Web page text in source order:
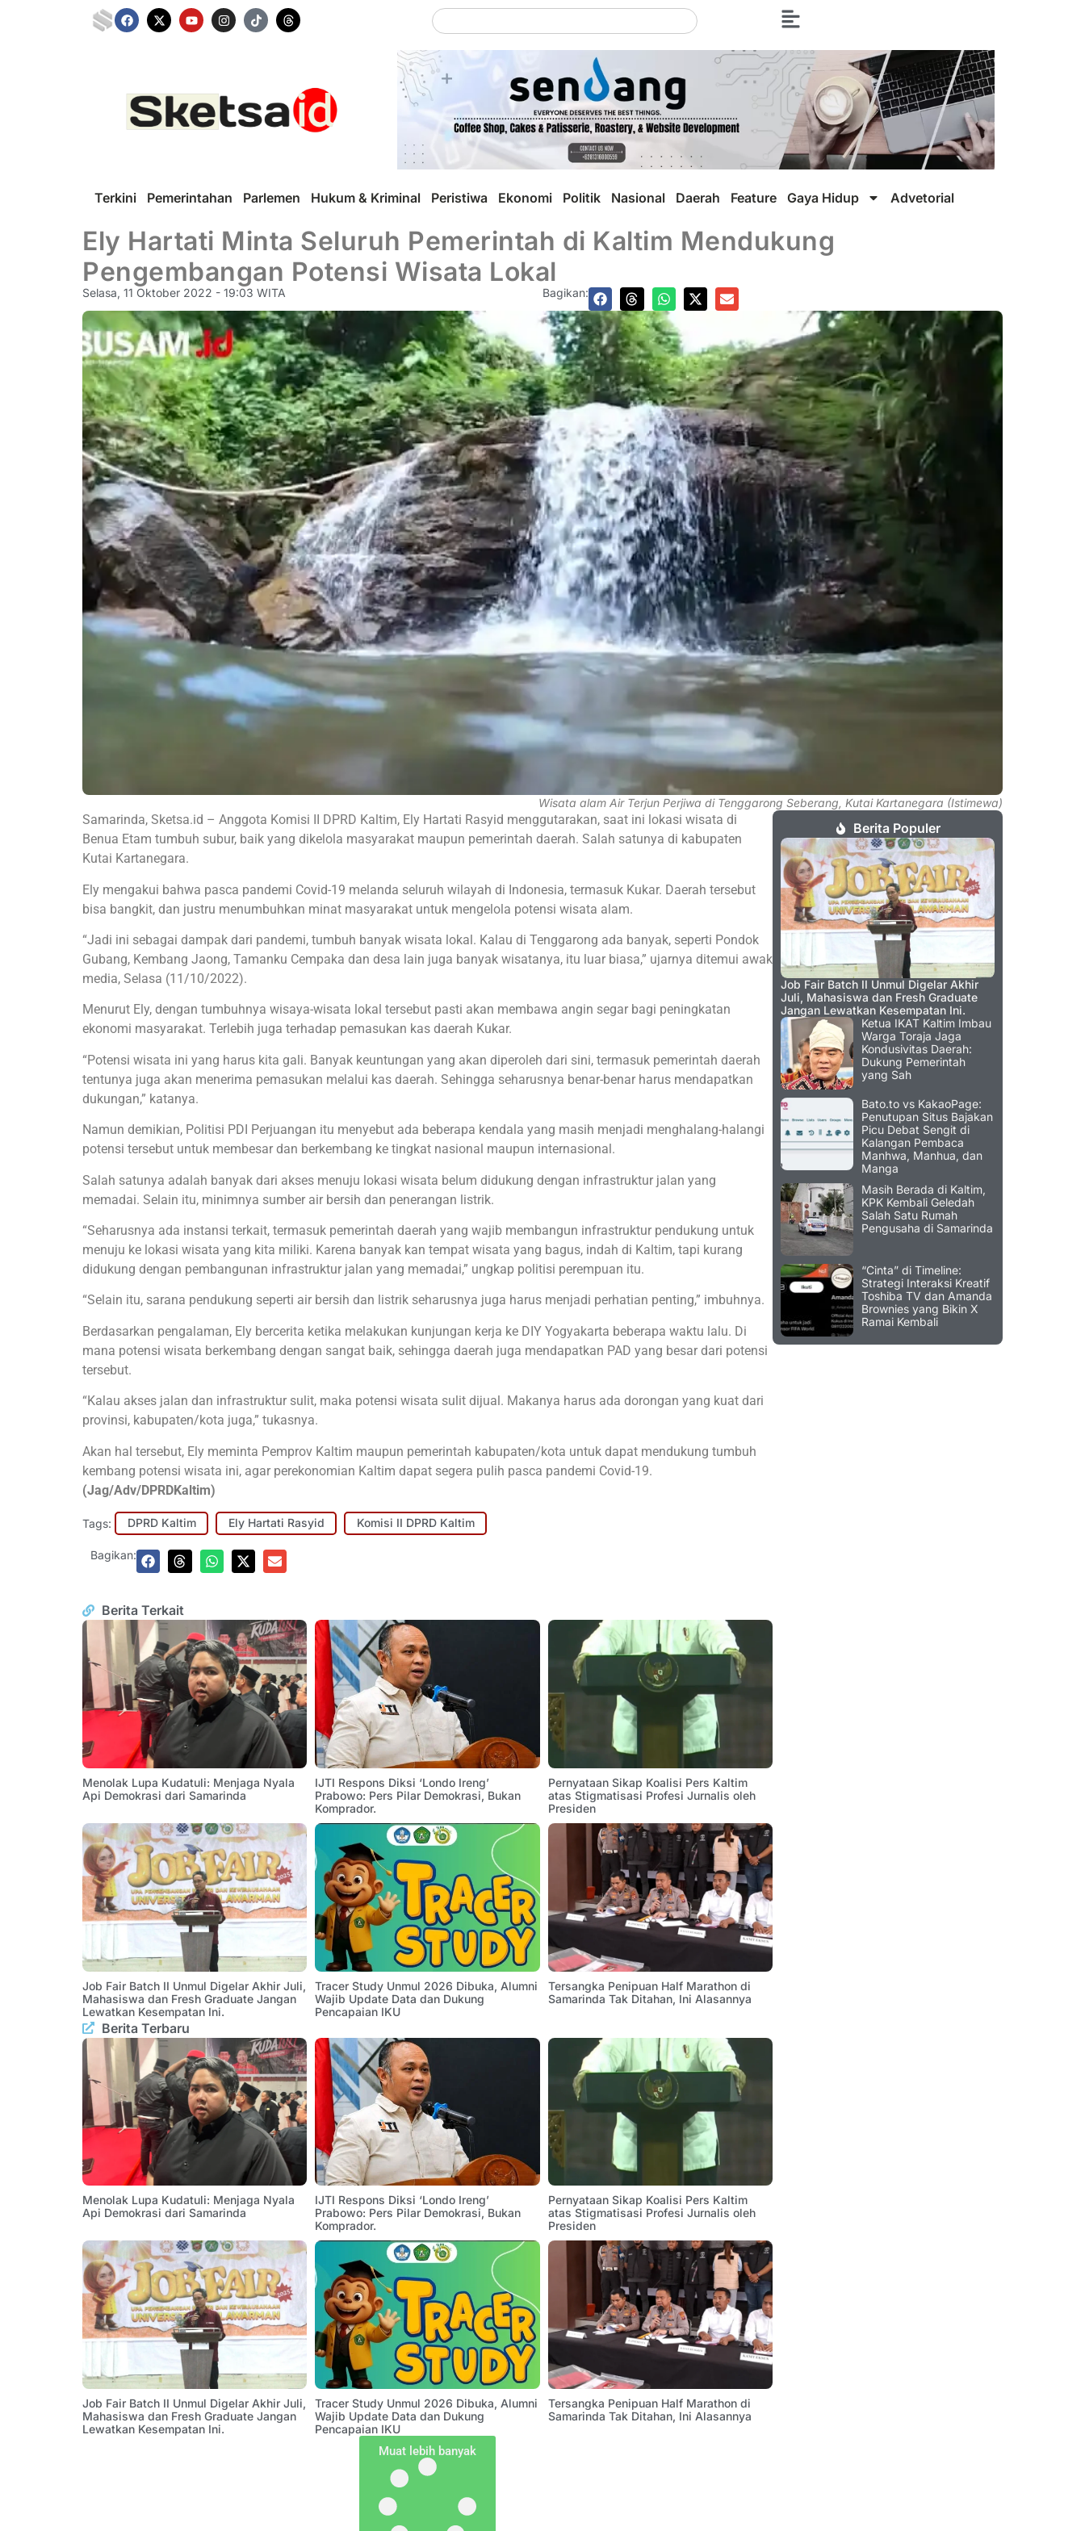
Terkini Pemerintahan Parlemen Hukum & Kriminal Peristiwa Ekonomi Politik Nasional Daerah Feature Gaya Hidup Advetorial
Ely Hartati Minta Seluruh Pemerintah di Kaltim Mendukung
Pengembangan Potensi Wisata Lokal
Selasa, 11 Oktober 2022 - 19:03 WITA Bagikan:
Wisata alam Air Terjun Perjiwa di Tenggarong Seberang, Kutai Kartanegara (Istimewa)
Samarinda, Sketsa.id – Anggota Komisi II DPRD Kaltim, Ely Hartati Rasyid menggutarakan, saat ini lokasi wisata di
Benua Etam tumbuh subur, baik yang dikelola masyarakat maupun pemerintah daerah. Salah satunya di kabupaten
Kutai Kartanegara.
Ely mengakui bahwa pasca pandemi Covid-19 melanda seluruh wilayah di Indonesia, termasuk Kukar. Daerah tersebut
bisa bangkit, dan justru menumbuhkan minat masyarakat untuk mengelola potensi wisata alam.
“Jadi ini sebagai dampak dari pandemi, tumbuh banyak wisata lokal. Kalau di Tenggarong ada banyak, seperti Pondok
Gubang, Kembang Jaong, Tamanku Cempaka dan desa lain juga banyak wisatanya, itu luar biasa,” ujarnya ditemui awak
media, Selasa (11/10/2022).
Menurut Ely, dengan tumbuhnya wisaya-wisata lokal tersebut pasti akan membawa angin segar bagi peningkatan
ekonomi masyarakat. Terlebih juga terhadap pemasukan kas daerah Kukar.
“Potensi wisata ini yang harus kita gali. Banyak keuntungan yang akan diperoleh dari sini, termasuk pemerintah daerah
tentunya juga akan menerima pemasukan melalui kas daerah. Sehingga seharusnya benar-benar harus mendapatkan
dukungan,” katanya.
Namun demikian, Politisi PDI Perjuangan itu menyebut ada beberapa kendala yang masih menjadi menghalang-halangi
potensi tersebut untuk membesar dan berkembang ke tingkat nasional maupun internasional.
Salah satunya adalah banyak dari akses menuju lokasi wisata belum didukung dengan infrastruktur jalan yang
memadai. Selain itu, minimnya sumber air bersih dan penerangan listrik.
“Seharusnya ada instansi terkait, termasuk pemerintah daerah yang wajib membangun infrastruktur pendukung untuk
menuju ke lokasi wisata yang kita miliki. Karena banyak kan tempat wisata yang bagus, indah di Kaltim, tapi kurang
didukung dengan pembangunan infrastruktur jalan yang memadai,” ungkap politisi perempuan itu.
“Selain itu, sarana pendukung seperti air bersih dan listrik seharusnya juga harus menjadi perhatian penting,” imbuhnya.
Berdasarkan pengalaman, Ely bercerita ketika melakukan kunjungan kerja ke DIY Yogyakarta beberapa waktu lalu. Di
mana potensi wisata berkembang dengan sangat baik, sehingga daerah juga mendapatkan PAD yang besar dari potensi
tersebut.
“Kalau akses jalan dan infrastruktur sulit, maka potensi wisata sulit dijual. Makanya harus ada dorongan yang kuat dari
provinsi, kabupaten/kota juga,” tukasnya.
Akan hal tersebut, Ely meminta Pemprov Kaltim maupun pemerintah kabupaten/kota untuk dapat mendukung tumbuh
kembang potensi wisata ini, agar perekonomian Kaltim dapat segera pulih pasca pandemi Covid-19.
(Jag/Adv/DPRDKaltim)
Tags: DPRD Kaltim Ely Hartati Rasyid Komisi II DPRD Kaltim
Bagikan:
Berita Terkait
Menolak Lupa Kudatuli: Menjaga Nyala
Api Demokrasi dari Samarinda
IJTI Respons Diksi ‘Londo Ireng’
Prabowo: Pers Pilar Demokrasi, Bukan
Komprador.
Pernyataan Sikap Koalisi Pers Kaltim
atas Stigmatisasi Profesi Jurnalis oleh
Presiden
Job Fair Batch II Unmul Digelar Akhir Juli,
Mahasiswa dan Fresh Graduate Jangan
Lewatkan Kesempatan Ini.
Tracer Study Unmul 2026 Dibuka, Alumni
Wajib Update Data dan Dukung
Pencapaian IKU
Tersangka Penipuan Half Marathon di
Samarinda Tak Ditahan, Ini Alasannya
Berita Terbaru
Menolak Lupa Kudatuli: Menjaga Nyala
Api Demokrasi dari Samarinda
IJTI Respons Diksi ‘Londo Ireng’
Prabowo: Pers Pilar Demokrasi, Bukan
Komprador.
Pernyataan Sikap Koalisi Pers Kaltim
atas Stigmatisasi Profesi Jurnalis oleh
Presiden
Job Fair Batch II Unmul Digelar Akhir Juli,
Mahasiswa dan Fresh Graduate Jangan
Lewatkan Kesempatan Ini.
Tracer Study Unmul 2026 Dibuka, Alumni
Wajib Update Data dan Dukung
Pencapaian IKU
Tersangka Penipuan Half Marathon di
Samarinda Tak Ditahan, Ini Alasannya
Muat lebih banyak
Berita Populer
Job Fair Batch II Unmul Digelar Akhir
Juli, Mahasiswa dan Fresh Graduate
Jangan Lewatkan Kesempatan Ini.
Ketua IKAT Kaltim Imbau
Warga Toraja Jaga
Kondusivitas Daerah:
Dukung Pemerintah
yang Sah
Bato.to vs KakaoPage:
Penutupan Situs Bajakan
Picu Debat Sengit di
Kalangan Pembaca
Manhwa, Manhua, dan
Manga
Masih Berada di Kaltim,
KPK Kembali Geledah
Salah Satu Rumah
Pengusaha di Samarinda
“Cinta” di Timeline:
Strategi Interaksi Kreatif
Toshiba TV dan Amanda
Brownies yang Bikin X
Ramai Kembali